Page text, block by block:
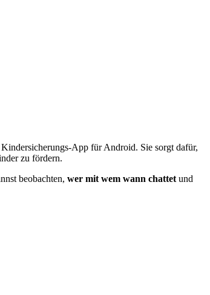
Kindersicherungs-App für Android. Sie sorgt dafür,
zu fördern.
beobachten, wer mit wem wann chattet und